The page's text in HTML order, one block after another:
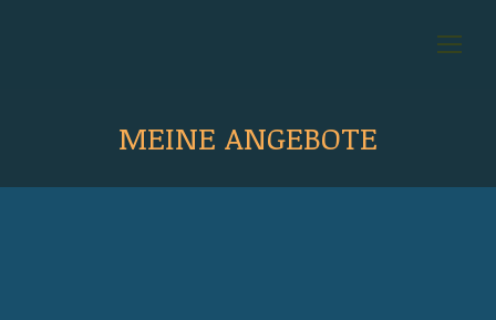
MEINE ANGEBOTE